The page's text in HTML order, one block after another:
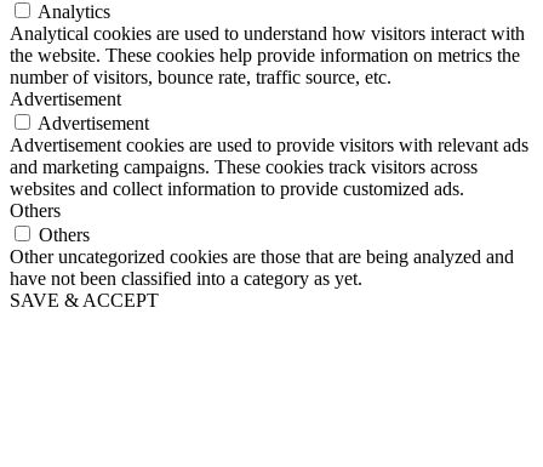
Analytics
Analytical cookies are used to understand how visitors interact with
the website. These cookies help provide information on metrics the
number of visitors, bounce rate, traffic source, etc.
Advertisement
Advertisement
Advertisement cookies are used to provide visitors with relevant ads
and marketing campaigns. These cookies track visitors across
websites and collect information to provide customized ads.
Others
Others
Other uncategorized cookies are those that are being analyzed and
have not been classified into a category as yet.
SAVE & ACCEPT